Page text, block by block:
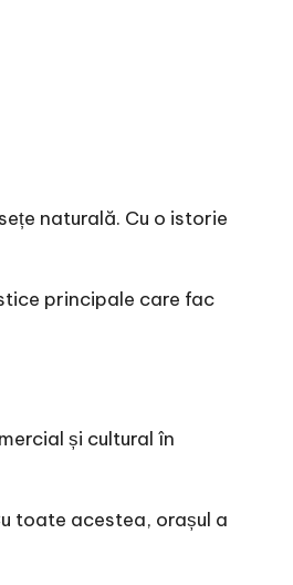
naturală. Cu o istorie
principale care fac
și cultural în
toate acestea, orașul a